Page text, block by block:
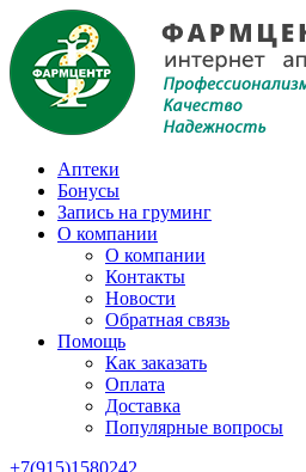
Аптеки
Бонусы
Запись на груминг
О компании
О компании
Контакты
Новости
Обратная связь
Помощь
Как заказать
Оплата
Доставка
Популярные вопросы
+7(915)1580242